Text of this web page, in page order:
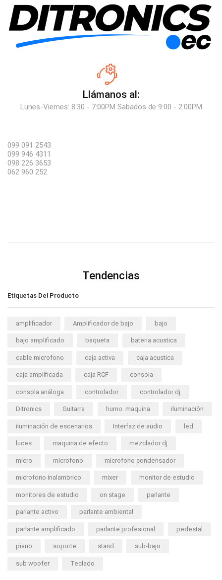
Llámanos al:
Lunes-Viernes: 8:30 - 7:00PM Sabados de 9:00 - 2:00PM
099 091 2543
099 946 4311
098 226 3653
062 960 252
Tendencias
Etiquetas Del Producto
amplificador Amplificador de bajo bajo
bajo amplificado baqueta bateria acustica
cable microfono caja activa caja acustica
caja amplificada caja RCF consola
consola análoga controlador controlador dj
Ditronics Guitarra humo. maquina iluminación
iluminación de escenarios Interfaz de audio led
luces maquina de efecto mezclador dj
micro microfono microfono condensador
microfono inalambrico mixer monitor de estudio
monitores de estudio on stage parlante
parlante activo parlante ambiental
parlante amplificado parlante profesional pedestal
piano soporte stand sub-bajo
sub woofer Teclado